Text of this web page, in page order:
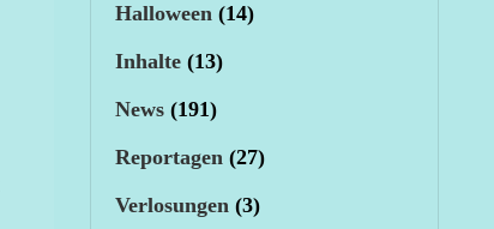
Halloween (14)
Inhalte (13)
News (191)
Reportagen (27)
Verlosungen (3)